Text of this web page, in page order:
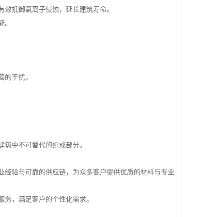
抵御氯离子侵蚀，延长建筑寿命。
。
干扰。
中不可替代的组成部分。
验与可靠的供应链，为众多客户提供优质的材料与专业
，满足客户的个性化需求。